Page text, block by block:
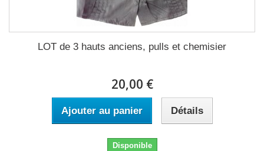
LOT de 3 hauts anciens, pulls et chemisier
20,00 €
Ajouter au panier Détails
Disponible